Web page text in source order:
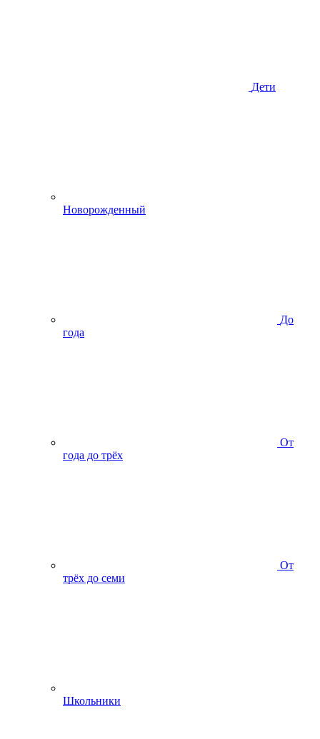
Дети
Новорожденный
До
года
От
года до трёх
От
трёх до семи
Школьники